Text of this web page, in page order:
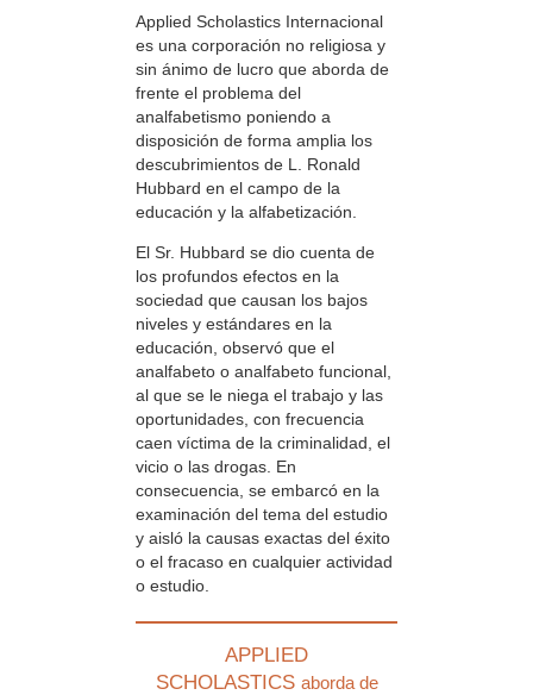
Applied Scholastics Internacional
es una corporación no religiosa y
sin ánimo de lucro que aborda de
frente el problema del
analfabetismo poniendo a
disposición de forma amplia los
descubrimientos de L. Ronald
Hubbard en el campo de la
educación y la alfabetización.
El Sr. Hubbard se dio cuenta de
los profundos efectos en la
sociedad que causan los bajos
niveles y estándares en la
educación, observó que el
analfabeto o analfabeto funcional,
al que se le niega el trabajo y las
oportunidades, con frecuencia
caen víctima de la criminalidad, el
vicio o las drogas. En
consecuencia, se embarcó en la
examinación del tema del estudio
y aisló la causas exactas del éxito
o el fracaso en cualquier actividad
o estudio.
APPLIED
SCHOLASTICS aborda de